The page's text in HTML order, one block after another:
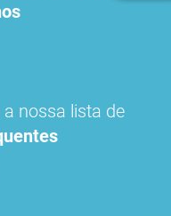
a nossa lista de